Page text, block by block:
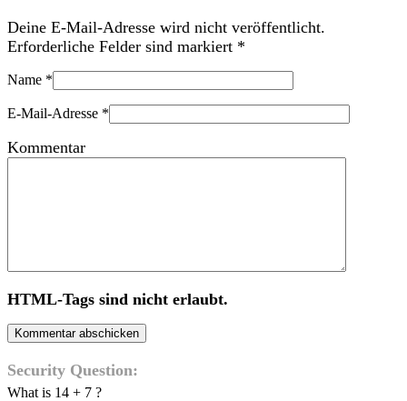
Deine E-Mail-Adresse wird nicht veröffentlicht.
Erforderliche Felder sind markiert *
Name *
E-Mail-Adresse *
Kommentar
HTML-Tags sind nicht erlaubt.
Security Question:
What is 14 + 7 ?